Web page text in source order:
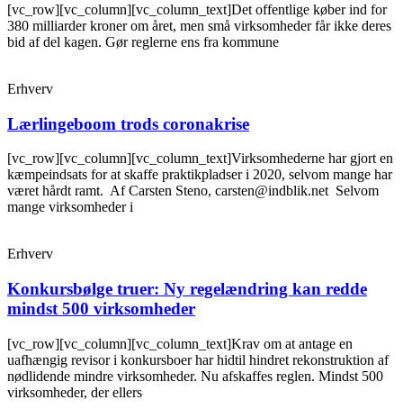
[vc_row][vc_column][vc_column_text]Det offentlige køber ind for
380 milliarder kroner om året, men små virksomheder får ikke deres
bid af del kagen. Gør reglerne ens fra kommune
Erhverv
Lærlingeboom trods coronakrise
[vc_row][vc_column][vc_column_text]Virksomhederne har gjort en
kæmpeindsats for at skaffe praktikpladser i 2020, selvom mange har
været hårdt ramt. Af Carsten Steno, carsten@indblik.net Selvom
mange virksomheder i
Erhverv
Konkursbølge truer: Ny regelændring kan redde
mindst 500 virksomheder
[vc_row][vc_column][vc_column_text]Krav om at antage en
uafhængig revisor i konkursboer har hidtil hindret rekonstruktion af
nødlidende mindre virksomheder. Nu afskaffes reglen. Mindst 500
virksomheder, der ellers